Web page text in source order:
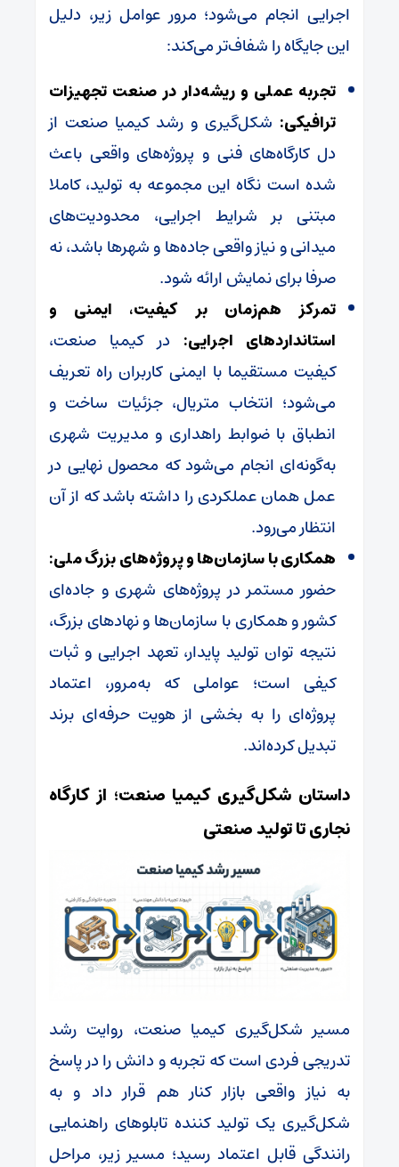
اجرایی انجام می‌شود؛ مرور عوامل زیر، دلیل
این جایگاه را شفاف‌تر می‌کند:
تجربه عملی و ریشه‌دار در صنعت تجهیزات
ترافیکی: شکل‌گیری و رشد کیمیا صنعت از
دل کارگاه‌های فنی و پروژه‌های واقعی باعث
شده است نگاه این مجموعه به تولید، کاملا
مبتنی بر شرایط اجرایی، محدودیت‌های
میدانی و نیاز واقعی جاده‌ها و شهرها باشد، نه
صرفا برای نمایش ارائه شود.
تمرکز هم‌زمان بر کیفیت، ایمنی و
استانداردهای اجرایی: در کیمیا صنعت،
کیفیت مستقیما با ایمنی کاربران راه تعریف
می‌شود؛ انتخاب متریال، جزئیات ساخت و
انطباق با ضوابط راهداری و مدیریت شهری
به‌گونه‌ای انجام می‌شود که محصول نهایی در
عمل همان عملکردی را داشته باشد که از آن
انتظار می‌رود.
همکاری با سازمان‌ها و پروژه‌های بزرگ ملی:
حضور مستمر در پروژه‌های شهری و جاده‌ای
کشور و همکاری با سازمان‌ها و نهادهای بزرگ،
نتیجه توان تولید پایدار، تعهد اجرایی و ثبات
کیفی است؛ عواملی که به‌مرور، اعتماد
پروژه‌ای را به بخشی از هویت حرفه‌ای برند
تبدیل کرده‌اند.
داستان شکل‌گیری کیمیا صنعت؛ از کارگاه
نجاری تا تولید صنعتی
مسیر شکل‌گیری کیمیا صنعت، روایت رشد
تدریجی فردی است که تجربه و دانش را در پاسخ
به نیاز واقعی بازار کنار هم قرار داد و به
شکل‌گیری یک تولید کننده تابلوهای راهنمایی
رانندگی قابل اعتماد رسید؛ مسیر زیر، مراحل